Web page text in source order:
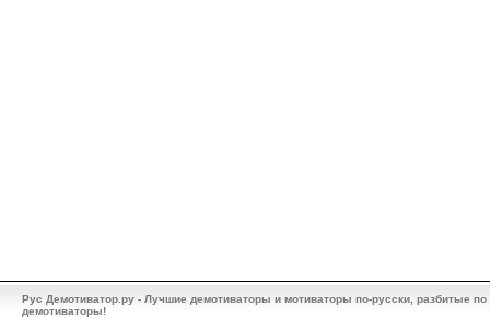
Рус Демотиватор.ру - Лучшие демотиваторы и мотиваторы по-русски, разбитые
демотиваторы!